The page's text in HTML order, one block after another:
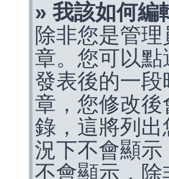
» 我該如何編
除非您是管
章。您可以點
發表後的一
章，您修改
錄，這將列
況下不會顯
不會顯示，